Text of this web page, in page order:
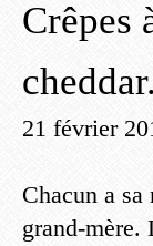
Crêpes
21 février
Chacun a
grand-mère.